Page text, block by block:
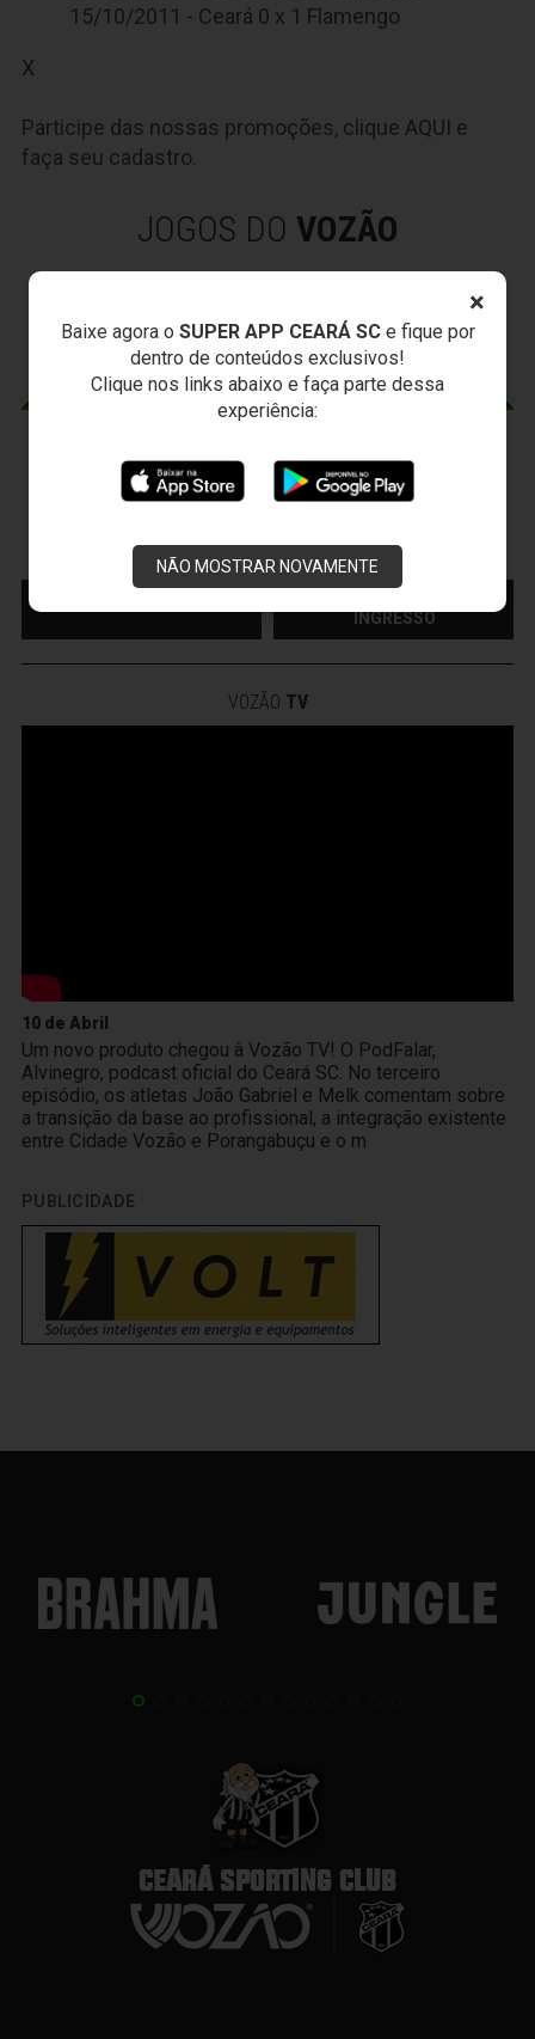
×
Baixe agora o SUPER APP CEARÁ SCe fique por
dentro de conteúdos exclusivos!
Clique nos links abaixo e faça parte dessa
experiência:
NÃO MOSTRAR NOVAMENTE
15/10/2011 - Ceará 0 x 1 Flamengo
X
Participe das nossas promoções, clique AQUI e
faça seu cadastro.
JOGOS DO VOZÃO
CEARÁ X CUIABÁ
Sábado, 15/08/2026 - 18:30
Campeonato Brasileiro • 2º Turno • 22 ª Rodada
INGRESSO
VOZÃO TV
10 de Abril
Um novo produto chegou à Vozão TV! O PodFalar,
Alvinegro, podcast oficial do Ceará SC. No terceiro
episódio, os atletas João Gabriel e Melk comentam sobre
a transição da base ao profissional, a integração existente
entre Cidade Vozão e Porangabuçu e o m
PUBLICIDADE
CEARÁ SPORTING CLUB